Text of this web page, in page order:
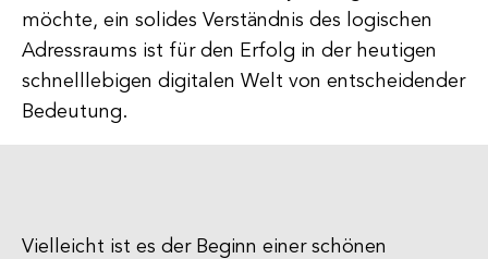
möchte, ein solides Verständnis des logischen
Adressraums ist für den Erfolg in der heutigen
schnelllebigen digitalen Welt von entscheidender
Bedeutung.
Vielleicht ist es der Beginn einer schönen